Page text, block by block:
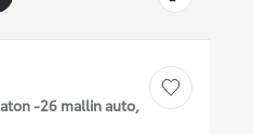
-26 mallin auto,
Tallenna auto